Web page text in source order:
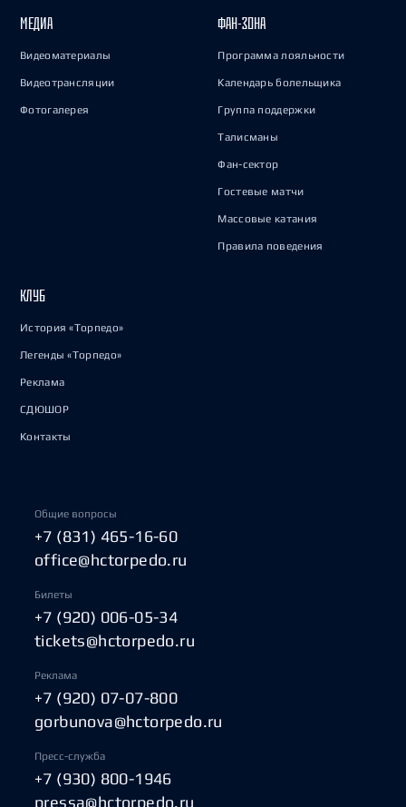
МЕДИА
Видеоматериалы
Видеотрансляции
Фотогалерея
ФАН-ЗОНА
Программа лояльности
Календарь болельщика
Группа поддержки
Талисманы
Фан-сектор
Гостевые матчи
Массовые катания
Правила поведения
КЛУБ
История «Торпедо»
Легенды «Торпедо»
Реклама
СДЮШОР
Контакты
Общие вопросы
+7 (831) 465-16-60
office@hctorpedo.ru
Билеты
+7 (920) 006-05-34
tickets@hctorpedo.ru
Реклама
+7 (920) 07-07-800
gorbunova@hctorpedo.ru
Пресс-служба
+7 (930) 800-1946
pressa@hctorpedo.ru